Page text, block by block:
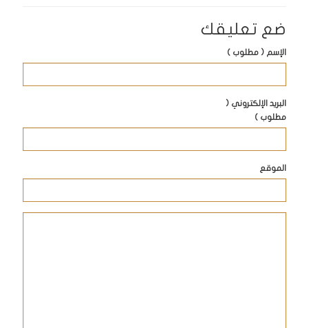
ضع تعليقك
الإسم ( مطلوب )
البريد الإلكتروني (
مطلوب )
الموقع